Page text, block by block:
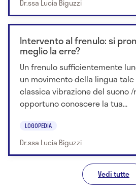
Dr.ssa Lucia Biguzzi
Intervento al frenulo: si
meglio la erre?
Un frenulo sufficientemente
un movimento della lingua
classica vibrazione del suono
opportuno conoscere la tua...
LOGOPEDIA
Dr.ssa Lucia Biguzzi
Vedi tutte